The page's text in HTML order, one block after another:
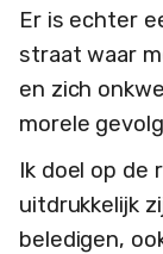
Er is echter
straat waar
en zich
morele
Ik doel op de
uitdrukkelijk
beledigen,